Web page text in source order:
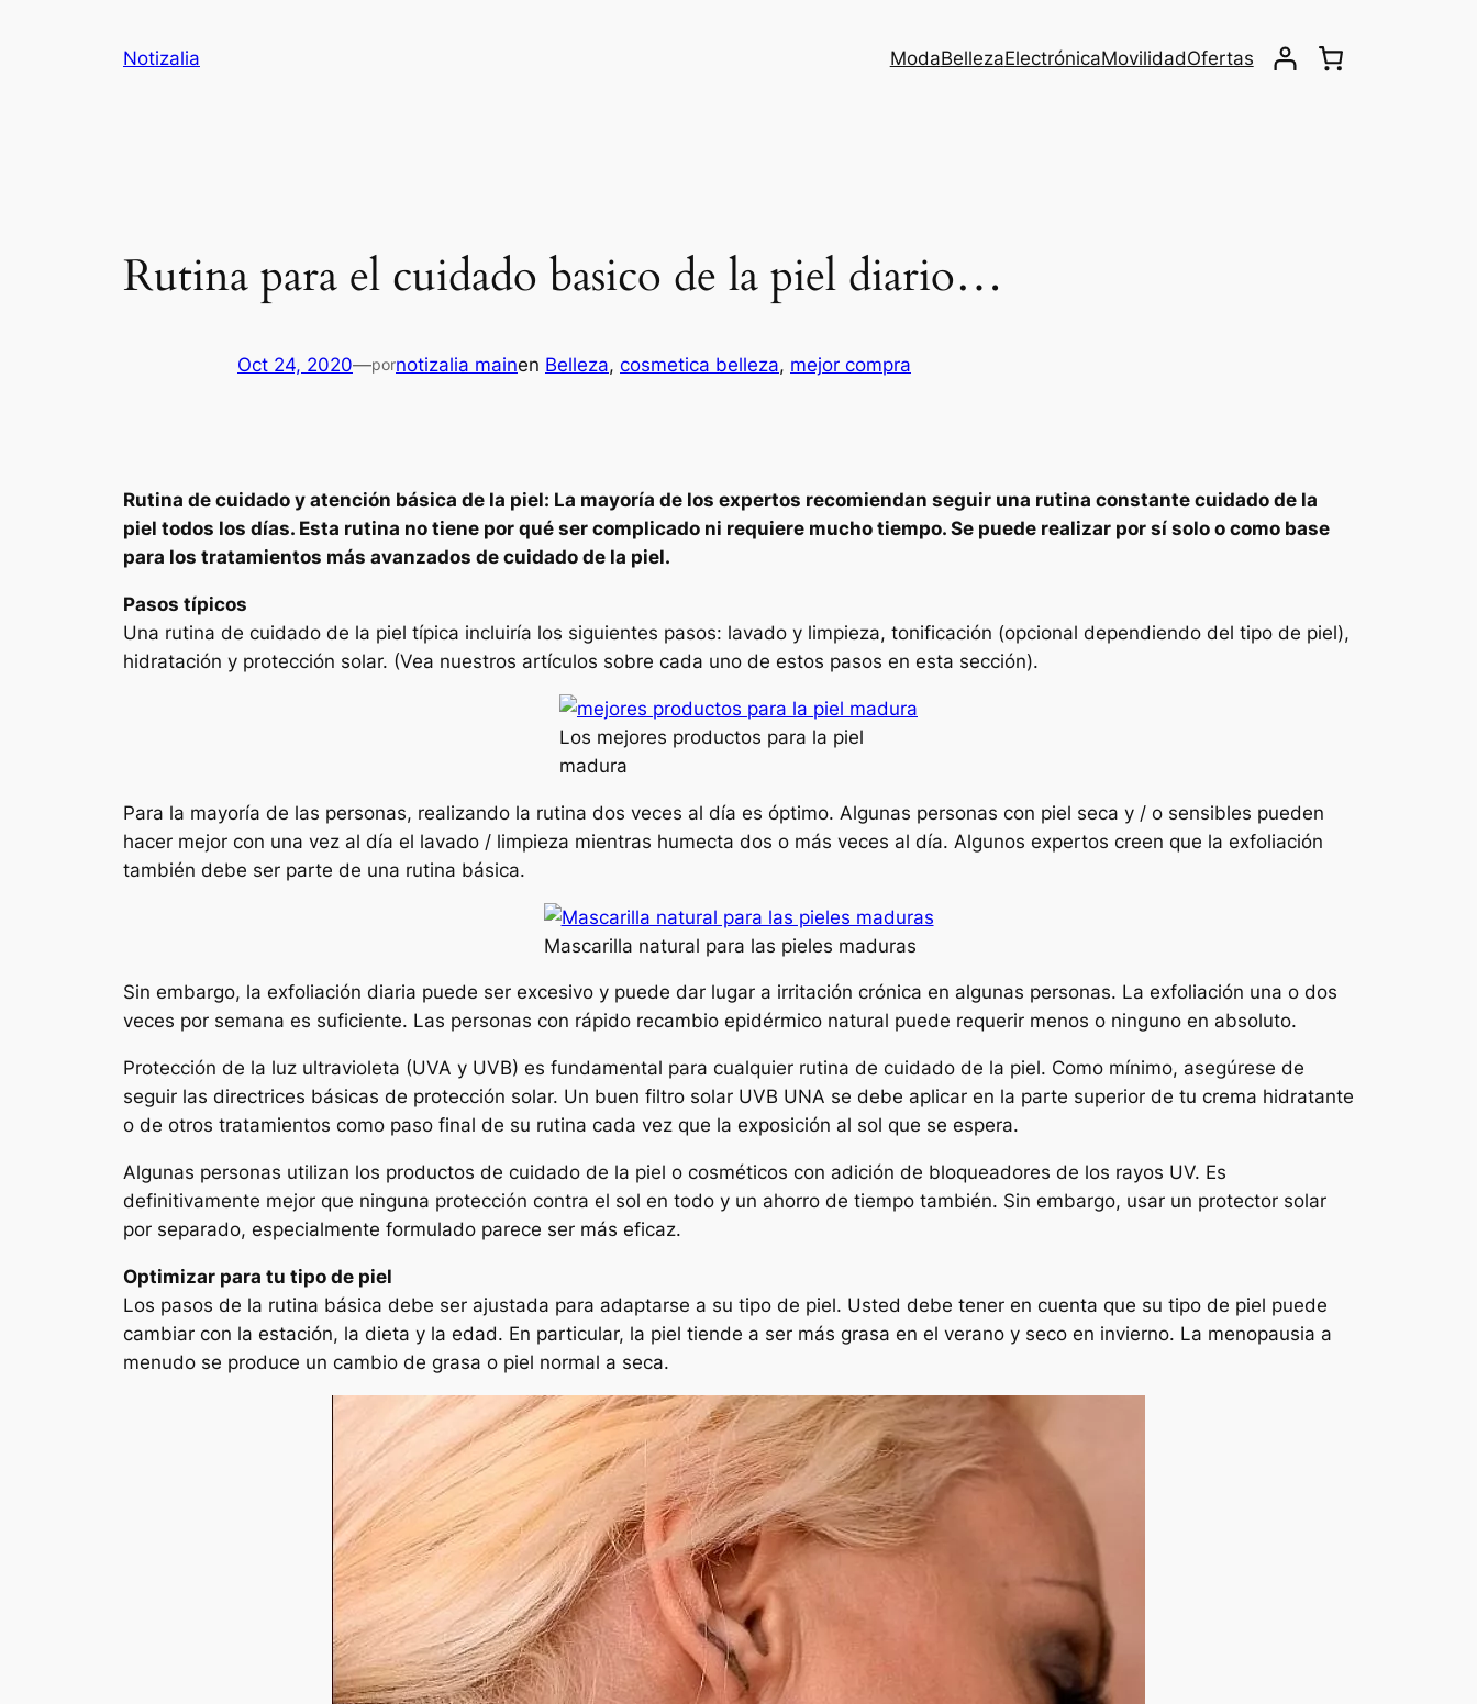
Notizalia ModaBellezaElectrónicaMovilidadOfertas
Rutina para el cuidado basico de la piel diario…
Oct 24, 2020—pornotizalia mainen Belleza, cosmetica belleza, mejor compra
Rutina de cuidado y atención básica de la piel: La mayoría de los expertos recomiendan seguir una rutina constante cuidado de la
piel todos los días. Esta rutina no tiene por qué ser complicado ni requiere mucho tiempo. Se puede realizar por sí solo o como base
para los tratamientos más avanzados de cuidado de la piel.
Pasos típicos
Una rutina de cuidado de la piel típica incluiría los siguientes pasos: lavado y limpieza, tonificación (opcional dependiendo del tipo de piel),
hidratación y protección solar. (Vea nuestros artículos sobre cada uno de estos pasos en esta sección).
Los mejores productos para la piel
madura
Para la mayoría de las personas, realizando la rutina dos veces al día es óptimo. Algunas personas con piel seca y / o sensibles pueden
hacer mejor con una vez al día el lavado / limpieza mientras humecta dos o más veces al día. Algunos expertos creen que la exfoliación
también debe ser parte de una rutina básica.
Mascarilla natural para las pieles maduras
Sin embargo, la exfoliación diaria puede ser excesivo y puede dar lugar a irritación crónica en algunas personas. La exfoliación una o dos
veces por semana es suficiente. Las personas con rápido recambio epidérmico natural puede requerir menos o ninguno en absoluto.
Protección de la luz ultravioleta (UVA y UVB) es fundamental para cualquier rutina de cuidado de la piel. Como mínimo, asegúrese de
seguir las directrices básicas de protección solar. Un buen filtro solar UVB UNA se debe aplicar en la parte superior de tu crema hidratante
o de otros tratamientos como paso final de su rutina cada vez que la exposición al sol que se espera.
Algunas personas utilizan los productos de cuidado de la piel o cosméticos con adición de bloqueadores de los rayos UV. Es
definitivamente mejor que ninguna protección contra el sol en todo y un ahorro de tiempo también. Sin embargo, usar un protector solar
por separado, especialmente formulado parece ser más eficaz.
Optimizar para tu tipo de piel
Los pasos de la rutina básica debe ser ajustada para adaptarse a su tipo de piel. Usted debe tener en cuenta que su tipo de piel puede
cambiar con la estación, la dieta y la edad. En particular, la piel tiende a ser más grasa en el verano y seco en invierno. La menopausia a
menudo se produce un cambio de grasa o piel normal a seca.